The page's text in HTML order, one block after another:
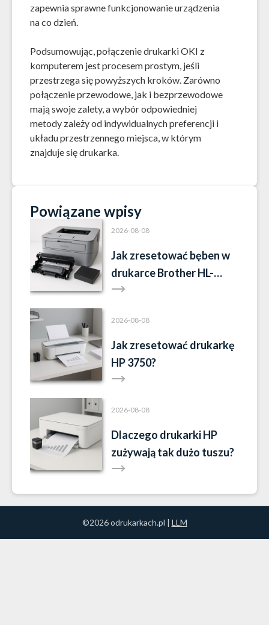
zapewnia sprawne funkcjonowanie urządzenia
na co dzień.
Podsumowując, połączenie drukarki OKI z
komputerem jest procesem prostym, jeśli
przestrzega się powyższych kroków. Zarówno
połączenie przewodowe, jak i bezprzewodowe
mają swoje zalety, a wybór odpowiedniej
metody zależy od indywidualnych preferencji i
układu przestrzennego miejsca, w którym
znajduje się drukarka.
Powiązane wpisy
2026-08-08
Jak zresetować bęben w
drukarce Brother HL-
L2352DW?
2026-08-08
Jak zresetować drukarkę
HP 3750?
2026-08-08
Dlaczego drukarki HP
zużywają tak dużo tuszu?
©2026 odrukarkach.pl | LLM